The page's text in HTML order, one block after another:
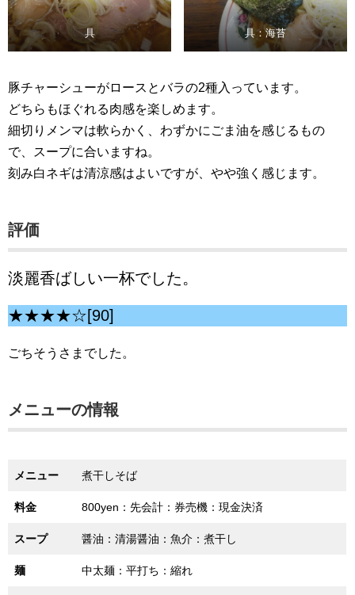
具 具：海苔
豚チャーシューがロースとバラの2種入っています。
どちらもほぐれる肉感を楽しめます。
細切りメンマは軟らかく、わずかにごま油を感じるもの
で、スープに合いますね。
刻み白ネギは清涼感はよいですが、やや強く感じます。
評価
淡麗香ばしい一杯でした。
★★★★☆[90]
ごちそうさまでした。
メニューの情報
メニュー 煮干しそば
料金 800yen：先会計：券売機：現金決済
スープ 醤油：清湯醤油：魚介：煮干し
麺 中太麺：平打ち：縮れ